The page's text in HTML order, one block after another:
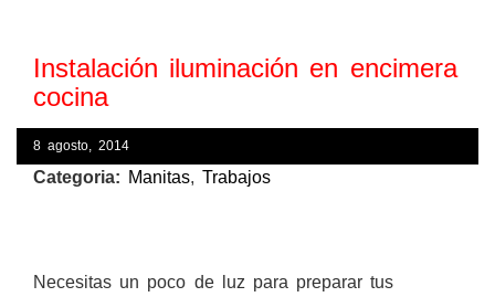
Instalación iluminación en encimera
cocina
8 agosto, 2014
Categoria: Manitas,Trabajos
Necesitas un poco de luz para preparar tus